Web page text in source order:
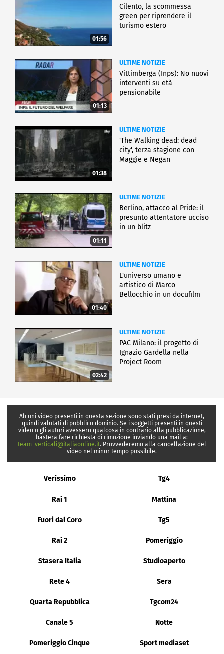
01:56
Cilento, la scommessa
green per riprendere il
turismo estero
01:13
ULTIME NOTIZIE
Vittimberga (Inps): No nuovi
interventi su età
pensionabile
01:38
ULTIME NOTIZIE
'The Walking dead: dead
city', terza stagione con
Maggie e Negan
01:11
ULTIME NOTIZIE
Berlino, attacco al Pride: il
presunto attentatore ucciso
in un blitz
01:40
ULTIME NOTIZIE
L'universo umano e
artistico di Marco
Bellocchio in un docufilm
02:42
ULTIME NOTIZIE
PAC Milano: il progetto di
Ignazio Gardella nella
Project Room
Alcuni video presenti in questa sezione sono stati presi da internet,
quindi valutati di pubblico dominio. Se i soggetti presenti in questi
video o gli autori avessero qualcosa in contrario alla pubblicazione,
basterà fare richiesta di rimozione inviando una mail a:
team_verticali@italiaonline.it. Provvederemo alla cancellazione del
video nel minor tempo possibile.
Verissimo Tg4
Rai 1 Mattina
Fuori dal Coro Tg5
Rai 2 Pomeriggio
Stasera Italia Studioaperto
Rete 4 Sera
Quarta Repubblica Tgcom24
Canale 5 Notte
Pomeriggio Cinque Sport mediaset